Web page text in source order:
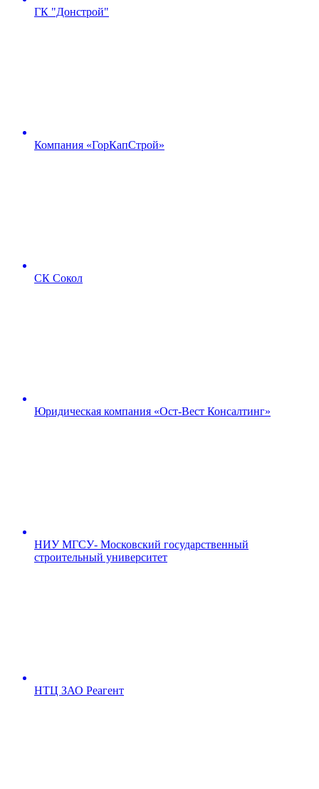
ГК "Донстрой"
Компания «ГорКапСтрой»
СК Сокол
Юридическая компания «Ост-Вест Консалтинг»
НИУ МГСУ- Московский государственный
строительный университет
НТЦ ЗАО Реагент